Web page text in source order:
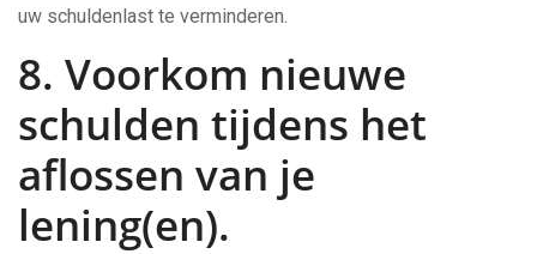
uw schuldenlast te verminderen.
8. Voorkom nieuwe
schulden tijdens het
aflossen van je
lening(en).